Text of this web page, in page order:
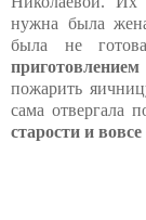
нужна была
была не
приготовлением
пожарить
сама отвергала
старости и